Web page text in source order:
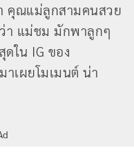
คุณแม่ลูกสามคนสวย
า แม่ชม มักพาลูกๆ
ใน IG ของ
าเผยโมเมนต์ น่า